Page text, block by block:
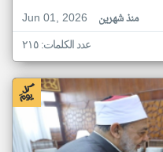
Jun 01, 2026
منذ شهرين
عدد الكلمات: ٢١٥